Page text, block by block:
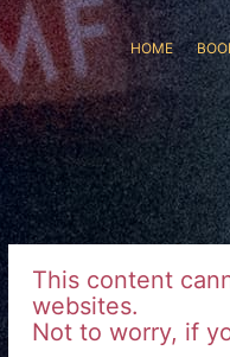
HOME
This content
websites.
Not to worry, if